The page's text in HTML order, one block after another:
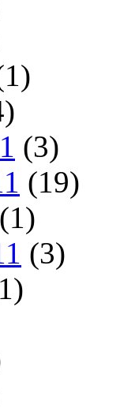
(3)
(19)
(1)
(3)